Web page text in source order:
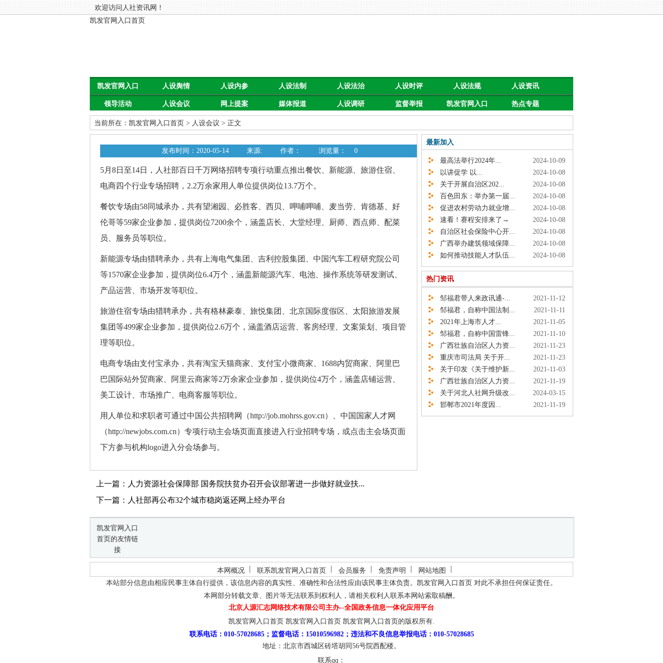
欢迎访问人社资讯网！
凯发官网入口首页
凯发官网入口
首页
人设舆情 人设内参 人设法制 人设法治 人设时评 人设法规 人设资讯
领导活动 人设会议 网上提案 媒体报道 人设调研 监督举报 凯发官网入口 热点专题
当前所在： 凯发官网入口首页 > 人设会议 > 正文
发布时间：2020-05-14 来源: 作者： 浏览量： 0
5月8日至14日，人社部百日千万网络招聘专项行动重点推出餐饮、新能源、旅游住宿、
电商四个行业专场招聘，2.2万余家用人单位提供岗位13.7万个。
餐饮专场由58同城承办，共有望湘园、必胜客、西贝、呷哺呷哺、麦当劳、肯德基、好
伦哥等59家企业参加，提供岗位7200余个，涵盖店长、大堂经理、厨师、西点师、配菜
员、服务员等职位。
新能源专场由猎聘承办，共有上海电气集团、吉利控股集团、中国汽车工程研究院公司
等1570家企业参加，提供岗位6.4万个，涵盖新能源汽车、电池、操作系统等研发测试、
产品运营、市场开发等职位。
旅游住宿专场由猎聘承办，共有格林豪泰、旅悦集团、北京国际度假区、太阳旅游发展
集团等499家企业参加，提供岗位2.6万个，涵盖酒店运营、客房经理、文案策划、项目管
理等职位。
电商专场由支付宝承办，共有淘宝天猫商家、支付宝小微商家、1688内贸商家、阿里巴
巴国际站外贸商家、阿里云商家等2万余家企业参加，提供岗位4万个，涵盖店铺运营、
美工设计、市场推广、电商客服等职位。
用人单位和求职者可通过中国公共招聘网（http://job.mohrss.gov.cn）、中国国家人才网
（http://newjobs.com.cn）专项行动主会场页面直接进入行业招聘专场，或点击主会场页面
下方参与机构logo进入分会场参与。
上一篇：人力资源社会保障部 国务院扶贫办召开会议部署进一步做好就业扶...
下一篇：人社部再公布32个城市稳岗返还网上经办平台
最新加入
最高法举行2024年...
2024-10-09
以讲促学 以...
2024-10-08
关于开展自治区202...
2024-10-08
百色田东：举办第一届...
2024-10-08
促进农村劳动力就业增...
2024-10-08
速看！赛程安排来了→
2024-10-08
自治区社会保险中心开...
2024-10-08
广西举办建筑领域保障...
2024-10-08
如何推动技能人才队伍...
2024-10-08
热门资讯
邹福君带人来政讯通-...
2021-11-12
邹福君，自称中国法制...
2021-11-11
2021年上海市人才...
2021-11-05
邹福君，自称中国雷锋...
2021-11-10
广西壮族自治区人力资...
2021-11-23
重庆市司法局 关于开...
2021-11-23
关于印发《关于维护新...
2021-11-03
广西壮族自治区人力资...
2021-11-19
关于河北人社网升级改...
2024-03-15
邯郸市2021年度因...
2021-11-19
凯发官网入口
首页的友情链
接
本网概况 联系凯发官网入口首页 会员服务 免责声明
网站地图
本站部分信息由相应民事主体自行提供，该信息内容的真实性、准确性和合法性应由该民事主体负责。 凯发官网入口首页 对此不承担任何保证责任。
本网部分转载文章、图片等无法联系到权利人，请相关权利人联系本网站索取稿酬。
北京人源汇志网络技术有限公司主办--全国政务信息一体化应用平台
凯发官网入口首页 凯发官网入口首页 凯发官网入口首页的版权所有.
联系电话：010-57028685；监督电话：15010596982；违法和不良信息举报电话：010-57028685
地址：北京市西城区砖塔胡同56号院西配楼。
联系qq：